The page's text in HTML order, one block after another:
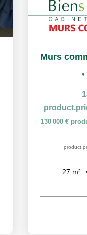
,
130 000 €
27 m²